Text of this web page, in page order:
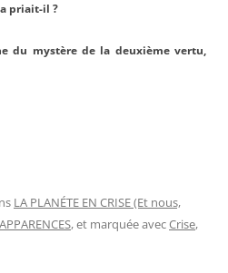
priait-il ?
du mystère de la deuxième vertu,
LA PLANÉTE EN CRISE (Et nous,
, et marquée avecCrise,